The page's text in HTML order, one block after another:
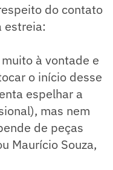
do contato
estreia:
à vontade e
o início desse
espelhar a
mas nem
de peças
Maurício Souza,